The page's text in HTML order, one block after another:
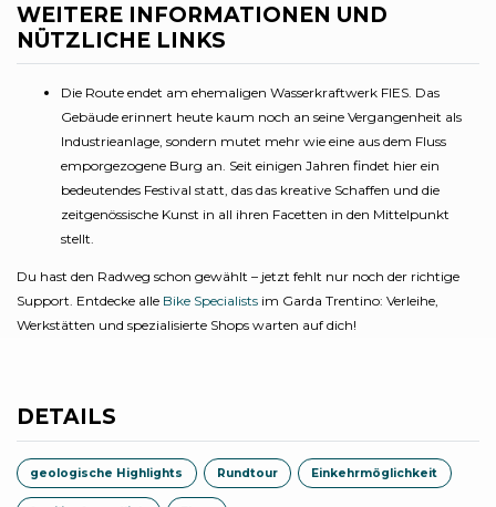
WEITERE INFORMATIONEN UND
NÜTZLICHE LINKS
Die Route endet am ehemaligen Wasserkraftwerk FIES. Das
Gebäude erinnert heute kaum noch an seine Vergangenheit als
Industrieanlage, sondern mutet mehr wie eine aus dem Fluss
emporgezogene Burg an. Seit einigen Jahren findet hier ein
bedeutendes Festival statt, das das kreative Schaffen und die
zeitgenössische Kunst in all ihren Facetten in den Mittelpunkt
stellt.
Du hast den Radweg schon gewählt – jetzt fehlt nur noch der richtige
Support. Entdecke alle Bike Specialists im Garda Trentino: Verleihe,
Werkstätten und spezialisierte Shops warten auf dich!
DETAILS
geologische Highlights Rundtour Einkehrmöglichkeit